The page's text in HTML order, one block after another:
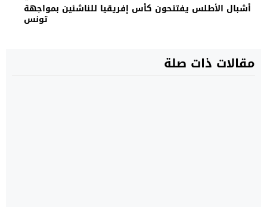
أشبال الأطلس يفتتحون كأس إفريقيا للناشئين بمواجهة
تونس
مقالات ذات صلة